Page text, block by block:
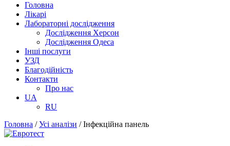
Головна
Лікарі
Лабораторні дослідження
Дослідження Херсон
Дослідження Одеса
Інші послуги
УЗД
Благодійність
Контакти
Про нас
UA
RU
Головна /Усі аналізи /Інфекційна панель